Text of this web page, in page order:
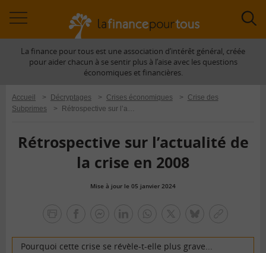
àLa finance pour tous est une association d’intérêt général, créée
pour aider chacun à se sentir plus à l’aise avec les questions
économiques et financières.
Accueil > Décryptages > Crises économiques >
Crise des
Subprimes
> Rétrospective sur l’actualité de la crise en 2008
Rétrospective sur l’actualité de
la crise en 2008
Mise à jour le 05 janvier 2024
tous
Pourquoi cette crise se révèle-t-elle plus grave...